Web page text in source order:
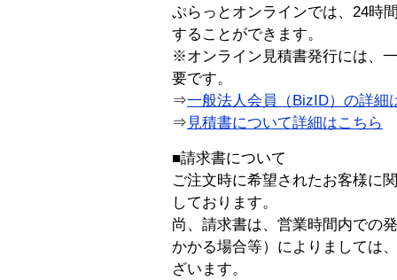
ぷらっとオンラインでは、24時
することができます。
※オンライン見積書発行には、
要です。
⇒一般法人会員（BizID）の詳細
⇒ 見積書について詳細はこちら
■請求書について
ご注文時に希望されたお客様に
しております。
尚、請求書は、営業時間内での
かかる場合等）によりましては
ざいます。